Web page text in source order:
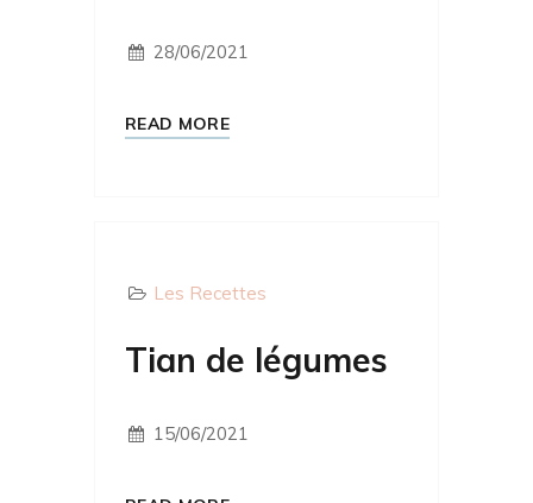
28/06/2021
READ MORE
Les Recettes
Tian de légumes
15/06/2021